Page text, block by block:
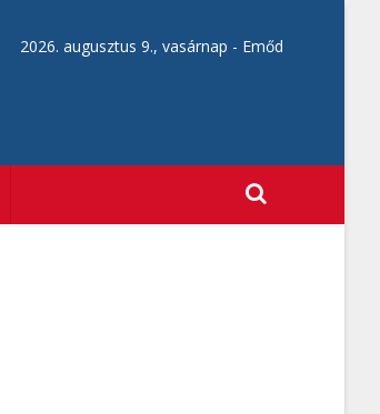
2026. augusztus 9., vasárnap - Emőd